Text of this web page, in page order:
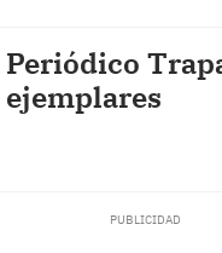
Periódico
ejemplares